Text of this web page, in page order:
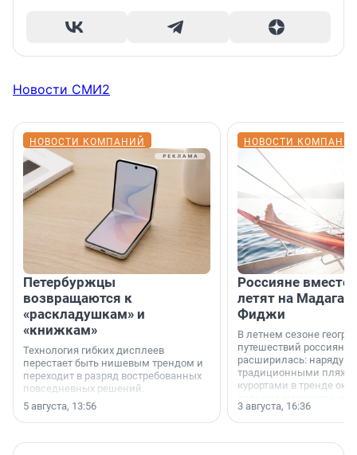
Новости СМИ2
НОВОСТИ КОМПАНИЙ
Петербуржцы
возвращаются к
«раскладушкам» и
«книжкам»
Технология гибких дисплеев
перестает быть нишевым трендом и
переходит в разряд востребованных
повседневных решений.
5 августа, 13:56
НОВОСТИ
Россияне вместо
летят на
Фиджи
В летнем сезоне
путешествий россиян
расширилась: наряду с
традиционными
курортами в тренде
острова Африки и Азии,
свидетельствуют
3 августа, 16:36